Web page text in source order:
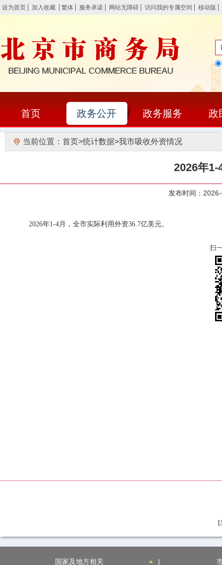
设为首页 加入收藏 繁体 服务承诺 网站无障碍 访问我的专属空间 移动版
首页 政务公开 政务服务 政
当前位置： 首页>统计数据>我市吸收外资情况
2026年1-
发布时间：
2026年1-4月，全市实际利用外资36.7亿美元。
扫
[
国家及地方相关 |